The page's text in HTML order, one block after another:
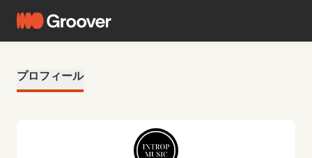
プロフィール